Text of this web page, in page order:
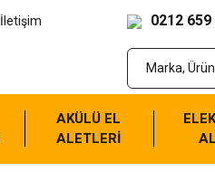
İletişim 0212 659
AKÜLÜ EL
ALETLERİ